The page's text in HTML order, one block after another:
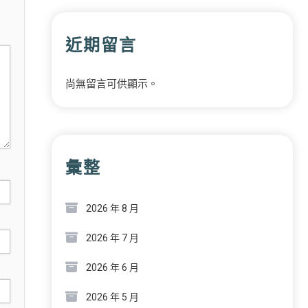
近期留言
尚無留言可供顯示。
彙整
2026 年 8 月
2026 年 7 月
2026 年 6 月
2026 年 5 月